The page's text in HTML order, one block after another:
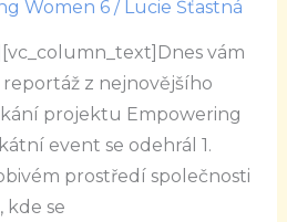
Women 6/ Lucie Šťastná
vám
z nejnovějšího
projektu Empowering
event se odehrál 1.
prostředí společnosti
kde se